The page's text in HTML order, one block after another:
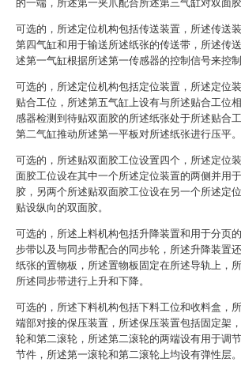
的一端，所述第一夹爪配合所述第三气缸对双面胶
可选的，所述定位机构包括传送装置，所述传送
第四气缸和用于输送所述纸张的传送带，所述传
述第一气缸根据所述第一传感器的控制信号来控
可选的，所述定位机构包括定位装置，所述定位
贴合工位，所述第五气缸上设有与所述贴合工位
感器检测到待贴双面胶的所述纸张处于所述贴合
第二气缸推动所述第一平板对所述纸张进行压平。
可选的，所述贴双面胶工位设置四个，所述定位
面胶工位设在其中一个所述定位装置的两侧并用
胶，另两个所述贴双面胶工位设在另一个所述定
贴设纵向的双面胶。
可选的，所述上料机构包括升降装置和用于分页
步带以及与同步带配合的同步轮，所述升降装置
纸张的置物板，所述置物板固定在所述导轨上，
所述同步带进行上升和下降。
可选的，所述下料机构包括下料工位和收料盒，
端部对接的保压装置，所述保压装置包括固定架
轮和第二滚轮，所述第二滚轮的两端设有用于调
节件，所述第一滚轮和第二滚轮上均设有弹性层。